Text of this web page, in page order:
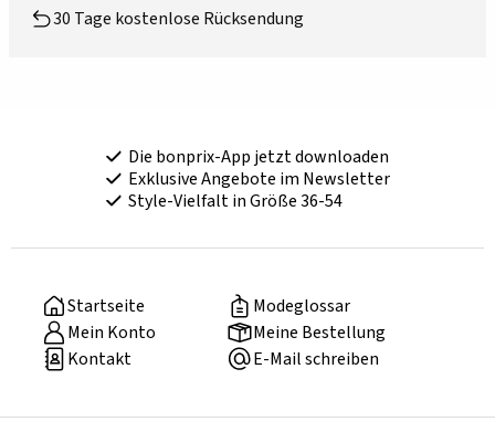
30 Tage kostenlose Rücksendung
Die bonprix-App jetzt downloaden
Exklusive Angebote im Newsletter
Style-Vielfalt in Größe 36-54
Startseite
Modeglossar
Mein Konto
Meine Bestellung
Kontakt
E-Mail schreiben